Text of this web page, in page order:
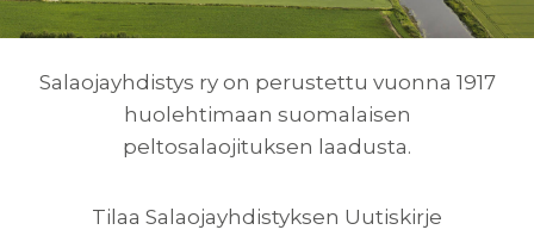
Salaojayhdistys ry on perustettu vuonna 1917
huolehtimaan suomalaisen
peltosalaojituksen laadusta.
Tilaa Salaojayhdistyksen Uutiskirje